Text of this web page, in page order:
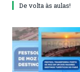
De volta às aulas!